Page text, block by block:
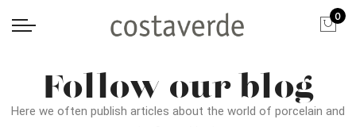
0
Follow our blog
Here we often publish articles about the world of porcelain and